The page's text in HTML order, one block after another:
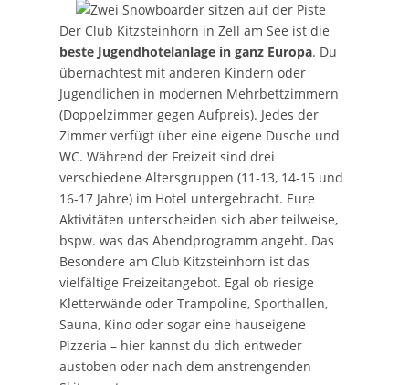
Der Club Kitzsteinhorn in Zell am See ist die
beste Jugendhotelanlage in ganz Europa. Du
übernachtest mit anderen Kindern oder
Jugendlichen in modernen Mehrbettzimmern
(Doppelzimmer gegen Aufpreis). Jedes der
Zimmer verfügt über eine eigene Dusche und
WC. Während der Freizeit sind drei
verschiedene Altersgruppen (11-13, 14-15 und
16-17 Jahre) im Hotel untergebracht. Eure
Aktivitäten unterscheiden sich aber teilweise,
bspw. was das Abendprogramm angeht. Das
Besondere am Club Kitzsteinhorn ist das
vielfältige Freizeitangebot. Egal ob riesige
Kletterwände oder Trampoline, Sporthallen,
Sauna, Kino oder sogar eine hauseigene
Pizzeria – hier kannst du dich entweder
austoben oder nach dem anstrengenden